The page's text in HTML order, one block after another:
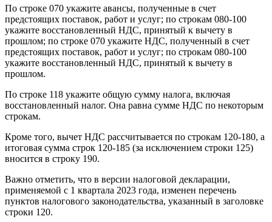
По строке 070 укажите авансы, полученные в счет
предстоящих поставок, работ и услуг; по строкам 080-100
укажите восстановленный НДС, принятый к вычету в
прошлом; по строке 070 укажите НДС, полученный в счет
предстоящих поставок, работ и услуг; по строкам 080-100
укажите восстановленный НДС, принятый к вычету в
прошлом.
По строке 118 укажите общую сумму налога, включая
восстановленный налог. Она равна сумме НДС по некоторым
строкам.
Кроме того, вычет НДС рассчитывается по строкам 120-180, а
итоговая сумма строк 120-185 (за исключением строки 125)
вносится в строку 190.
Важно отметить, что в версии налоговой декларации,
применяемой с 1 квартала 2023 года, изменен перечень
пунктов налогового законодательства, указанный в заголовке
строки 120.